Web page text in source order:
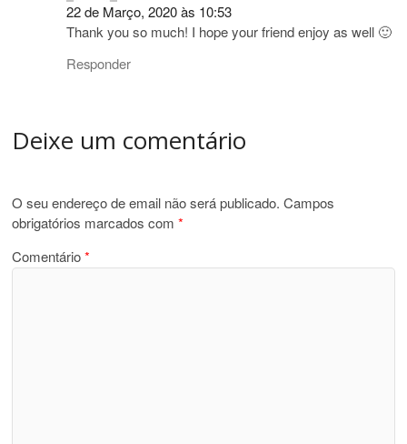
22 de Março, 2020 às 10:53
Thank you so much! I hope your friend enjoy as well 🙂
Responder
Deixe um comentário
O seu endereço de email não será publicado. Campos
obrigatórios marcados com*
Comentário*